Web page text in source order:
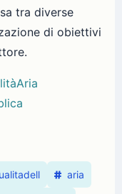
tra diverse
di obiettivi
aria